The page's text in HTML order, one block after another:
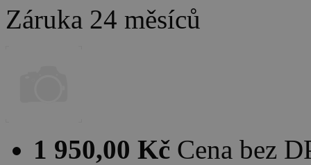
Záruka 24 měsíců
1 950,00 Kč Cena bez